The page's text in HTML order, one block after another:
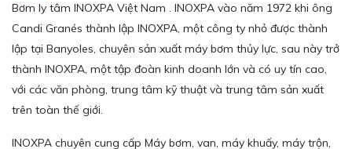
Bơm ly tâm INOXPA Việt Nam . INOXPA vào năm 1972 khi ông
Candi Granés thành lập INOXPA, một công ty nhỏ được thành
lập tại Banyoles, chuyên sản xuất máy bơm thủy lực, sau này trở
thành INOXPA, một tập đoàn kinh doanh lớn và có uy tín cao,
với các văn phòng, trung tâm kỹ thuật và trung tâm sản xuất
trên toàn thế giới.
INOXPA chuyên cung cấp Máy bơm, van, máy khuấy, máy trộn,